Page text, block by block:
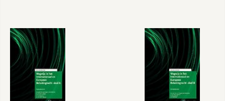
Internationaal en
Europees
Belastingrecht -
deel B
Internationaal en
Europees
Belastingrecht -
deel A